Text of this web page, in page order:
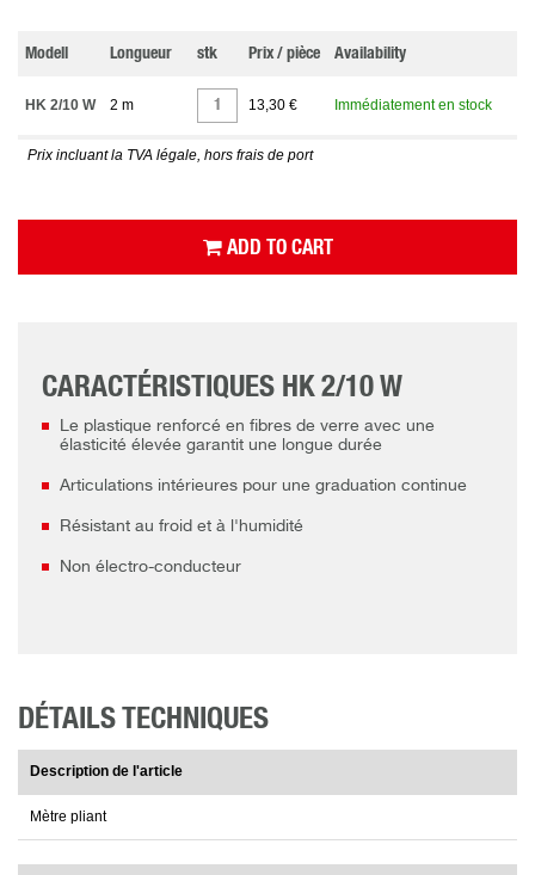
Modell Longueur stk Prix / pièce Availability
HK 2/10 W 2 m 13,30 € Immédiatement en stock
Prix incluant la TVA légale, hors frais de port
ADD TO CART
CARACTÉRISTIQUES HK 2/10 W
Le plastique renforcé en fibres de verre avec une
élasticité élevée garantit une longue durée
Articulations intérieures pour une graduation continue
Résistant au froid et à l'humidité
Non électro-conducteur
DÉTAILS TECHNIQUES
Description de l'article
Mètre pliant